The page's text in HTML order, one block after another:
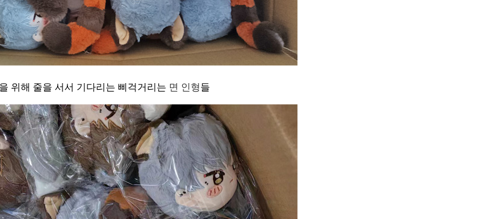
위해 줄을 서서 기다리는 삐걱거리는 면 인형들